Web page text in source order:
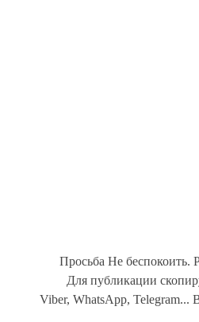
Просьба Не беспокоить.
Для публикации
Viber, WhatsApp, Telegram...